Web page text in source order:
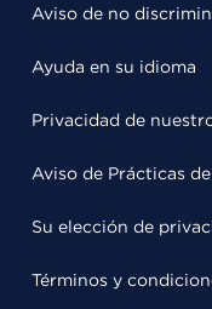
Aviso de no
Ayuda en su idioma
Privacidad de
Aviso de Prácticas
Su elección de
Términos y